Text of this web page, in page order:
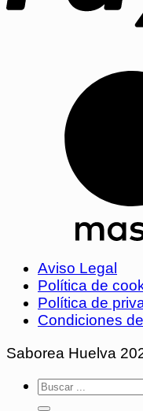
Aviso Legal
Política de
Política de
Condiciones
Saborea Huelva